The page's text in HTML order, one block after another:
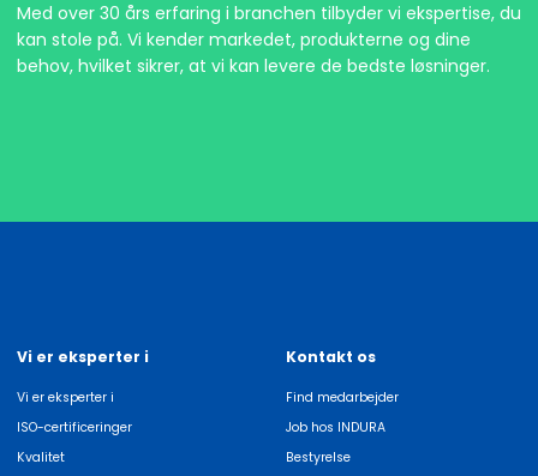
Med over 30 års erfaring i branchen tilbyder vi ekspertise, du
kan stole på. Vi kender markedet, produkterne og dine
behov, hvilket sikrer, at vi kan levere de bedste løsninger.
Vi er eksperter i
Vi er eksperter i
ISO-certificeringer
Kvalitet
Kontakt os
Find medarbejder
Job hos INDURA
Bestyrelse